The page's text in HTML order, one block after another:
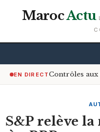
MarocActu
EN DIRECT
S&P relève